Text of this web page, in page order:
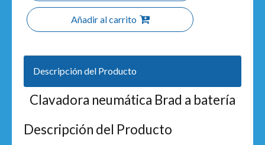
Añadir al carrito
Descripción del Producto
Clavadora neumática Brad a batería
Descripción del Producto